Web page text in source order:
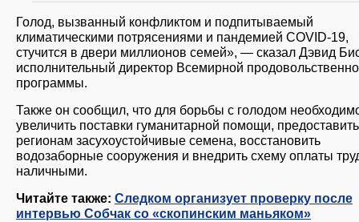
Голод, вызванный конфликтом и подпитываемый
климатическими потрясениями и пандемией COVID-19,
стучится в двери миллионов семей», — сказал Дэвид
исполнительный директор Всемирной
программы.
Также он сообщил, что для борьбы с голодом
увеличить поставки гуманитарной помощи, предоставить
регионам засухоустойчивые семена, восстановить
водозаборные сооружения и внедрить схему оплаты
наличными.
Читайте также: Следком организует проверку после
интервью Собчак со «скопинским маньяком»